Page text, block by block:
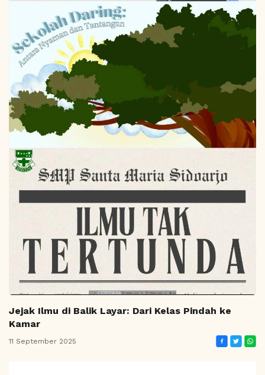
Jejak Ilmu di Balik Layar: Dari Kelas Pindah ke
Kamar
11 September 2025